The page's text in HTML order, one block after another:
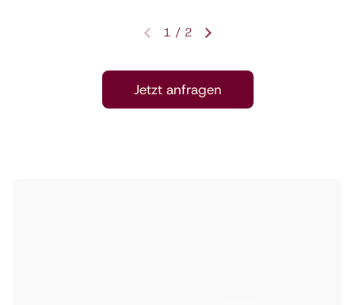
Vorherige FolieNächste Folie
1 / 2
Jetzt anfragen